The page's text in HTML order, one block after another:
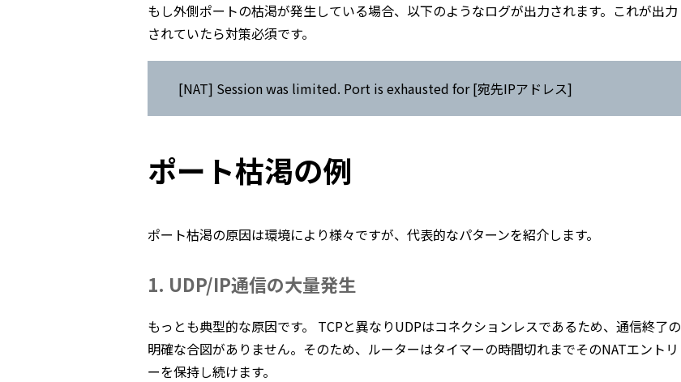
もし外側ポートの枯渇が発生している場合、以下のようなログが出力されます。これが出力
されていたら対策必須です。
[NAT] Session was limited. Port is exhausted for [宛先IPアドレス]
ポート枯渇の例
ポート枯渇の原因は環境により様々ですが、代表的なパターンを紹介します。
1. UDP/IP通信の大量発生
もっとも典型的な原因です。 TCPと異なりUDPはコネクションレスであるため、通信終了の
明確な合図がありません。そのため、ルーターはタイマーの時間切れまでそのNATエントリ
ーを保持し続けます。